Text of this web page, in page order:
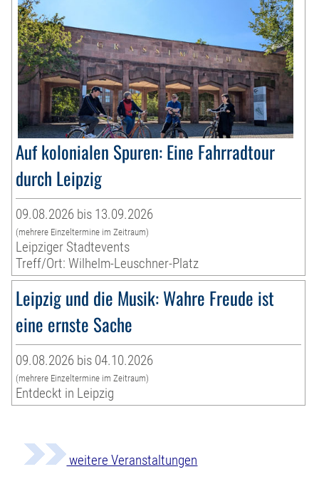
Auf kolonialen Spuren: Eine Fahrradtour
durch Leipzig
09.08.2026 bis 13.09.2026
(mehrere Einzeltermine im Zeitraum)
Leipziger Stadtevents
Treff/Ort: Wilhelm-Leuschner-Platz
Leipzig und die Musik: Wahre Freude ist
eine ernste Sache
09.08.2026 bis 04.10.2026
(mehrere Einzeltermine im Zeitraum)
Entdeckt in Leipzig
weitere Veranstaltungen